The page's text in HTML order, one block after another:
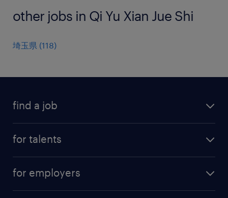
other jobs in Qi Yu Xian Jue Shi
埼玉県 (118)
find a job
for talents
professional career
for employers